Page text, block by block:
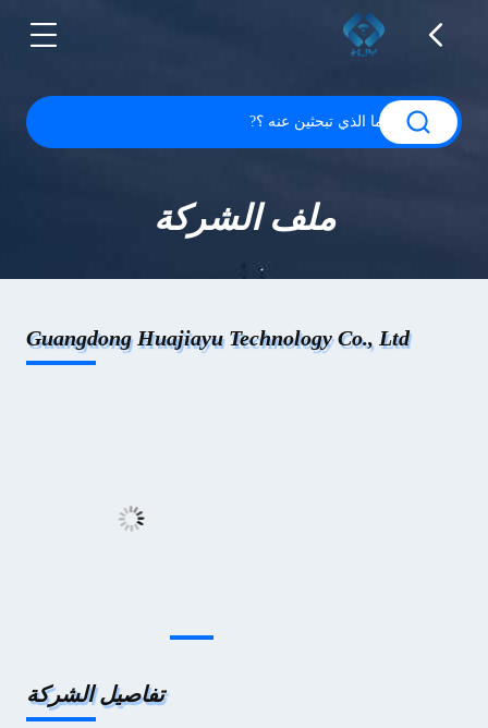
ملف الشركة
Guangdong Huajiayu Technology Co., Ltd
تفاصيل الشركة